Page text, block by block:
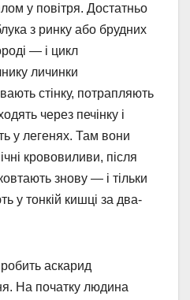
у повітря. Достатньо
з ринку або брудних
— і цикл
личинки
стінку, потрапляють
через печінку і
у легенях. Там вони
крововиливи, після
знову — і тільки
у тонкій кишці за два-
аскарид
На початку людина